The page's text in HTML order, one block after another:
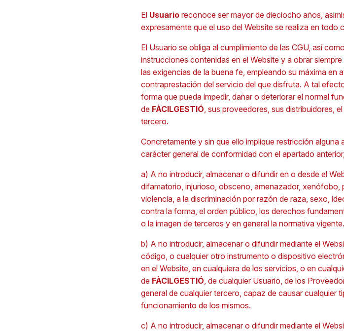
El Usuarioreconoce ser mayor de dieciocho años,
expresamente que el uso del Website se realiza en
El Usuario se obliga al cumplimiento de las CGU, así
instrucciones contenidas en el Website y a obrar
las exigencias de la buena fe, empleando su máxima en
contraprestación del servicio del que disfruta. A tal
forma que pueda impedir, dañar o deteriorar el normal
de FÀCILGESTIÓ, sus proveedores, sus distribuidores,
tercero.
Concretamente y sin que ello implique restricción alguna
carácter general de conformidad con el apartado
a) A no introducir, almacenar o difundir en o desde el
difamatorio, injurioso, obsceno, amenazador,
violencia, a la discriminación por razón de raza, sexo,
contra la forma, el orden público, los derechos
o la imagen de terceros y en general la normativa vigente.
b) A no introducir, almacenar o difundir mediante el
código, o cualquier otro instrumento o dispositivo
en el Website, en cualquiera de los servicios, o en
de FÀCILGESTIÓ, de cualquier Usuario, de los
general de cualquier tercero, capaz de causar cualquier
funcionamiento de los mismos.
c) A no introducir, almacenar o difundir mediante el